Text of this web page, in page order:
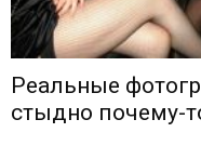
Реальные
стыдно почему-